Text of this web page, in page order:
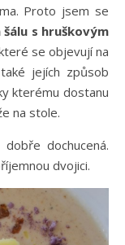
Proto jsem se
s hruškovým
se objevují na
jejích způsob
kterému dostanu
na stole.
dochucená.
dvojici.